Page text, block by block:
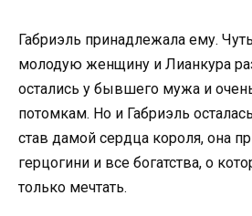
Габриэль принадлежала ему.
молодую женщину и Лианкура
остались у бывшего мужа и
потомкам. Но и Габриэль
став дамой сердца короля, она
герцогини и все богатства, о
только мечтать.